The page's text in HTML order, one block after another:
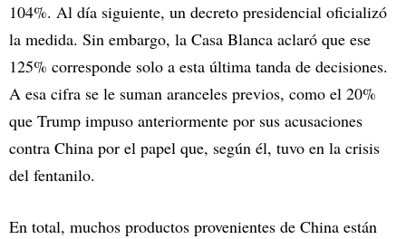
104%. Al día siguiente, un decreto presidencial oficializó
la medida. Sin embargo, la Casa Blanca aclaró que ese
125% corresponde solo a esta última tanda de decisiones.
A esa cifra se le suman aranceles previos, como el 20%
que Trump impuso anteriormente por sus acusaciones
contra China por el papel que, según él, tuvo en la crisis
del fentanilo.
En total, muchos productos provenientes de China están